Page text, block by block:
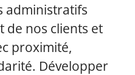
administratifs
de nos clients et
proximité,
Développer